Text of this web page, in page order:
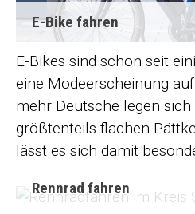
E-Bike fahren
E-Bikes sind schon seit
eine Modeerscheinung
mehr Deutsche legen
größtenteils flachen
lässt es sich damit
Rennrad fahren